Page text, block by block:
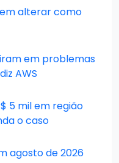
alterar como
em problemas
AWS
5 mil em região
o caso
agosto de 2026